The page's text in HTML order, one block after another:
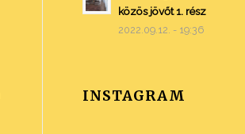
közös jövőt 1. rész
2022.09.12. - 19:36
INSTAGRAM